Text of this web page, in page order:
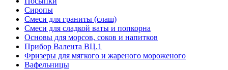
Сиропы
Смеси для граниты (слаш)
Смеси для сладкой ваты и попкорна
Основы для морсов, соков и напитков
Прибор Валента ВЦ.1
Фризеры для мягкого и жареного мороженого
Вафельницы